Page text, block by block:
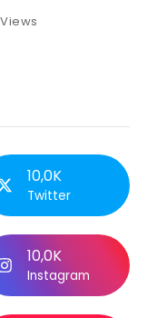
10,0K
Twitter
10,0K
Instagram